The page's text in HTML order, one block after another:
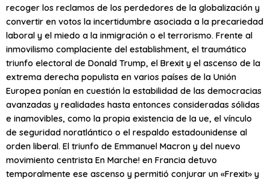
recoger los reclamos de los perdedores de la globalización y
convertir en votos la incertidumbre asociada a la precariedad
laboral y el miedo a la inmigración o el terrorismo. Frente al
inmovilismo complaciente del establishment, el traumático
triunfo electoral de Donald Trump, el Brexit y el ascenso de la
extrema derecha populista en varios países de la Unión
Europea ponían en cuestión la estabilidad de las democracias
avanzadas y realidades hasta entonces consideradas sólidas
e inamovibles, como la propia existencia de la ue, el vínculo
de seguridad noratlántico o el respaldo estadounidense al
orden liberal. El triunfo de Emmanuel Macron y del nuevo
movimiento centrista En Marche! en Francia detuvo
temporalmente ese ascenso y permitió conjurar un «Frexit» y